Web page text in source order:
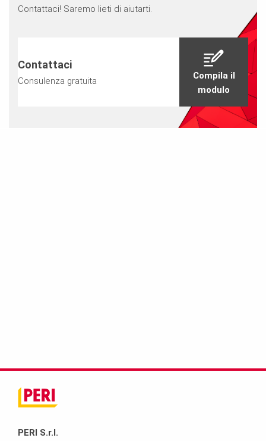
Contattaci! Saremo lieti di aiutarti.
Contattaci
Consulenza gratuita
Compila il
modulo
PERI S.r.l.